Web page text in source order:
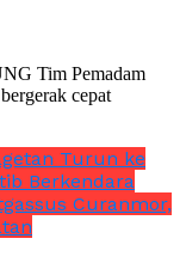
Tim Pemadam
cepat
Turun ke
Berkendara
Curanmor,